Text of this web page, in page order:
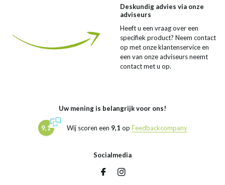
Deskundig advies via onze
adviseurs
Heeft u een vraag over een
specifiek product? Neem contact
op met onze klantenservice en
een van onze adviseurs neemt
contact met u op.
Uw mening is belangrijk voor ons!
9,1 Wij scoren een 9,1 op Feedbackcompany
Socialmedia